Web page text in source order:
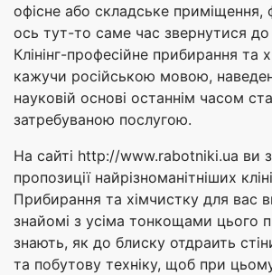
офісне або складське приміщення,
ось тут-то саме час звернутися до
Клінінг-професійне прибирання та
кажучи російською мовою,
науковій основі останнім часом
затребуваною послугою.
На сайті http://www.rabotniki.ua ви
пропозиції найрізноманітніших
Прибирання та хімчистку для вас
знайомі з усіма тонкощами цього
знають, як до блиску отдраить
та побутову техніку, щоб при